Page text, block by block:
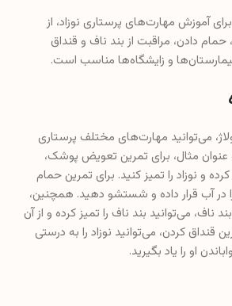
برای آموزش مهارت‌های پرستاری نوزاد، از
دادن، مراقبت از بند ناف و قنداق
و زایشگاه‌ها مناسب است.
می‌توانید مهارت‌های مختلف پرستاری
عنوان مثال، برای تمرین تعویض پوشک،
و نوزاد را تمیز کنید. برای تمرین حمام
را در آب قرار داده و شستشو دهید. همچنین،
ناف، می‌توانید بند ناف را تمیز کرده و از آن
قنداق کردن، می‌توانید نوزاد را به درستی
او را یاد بگیرید.